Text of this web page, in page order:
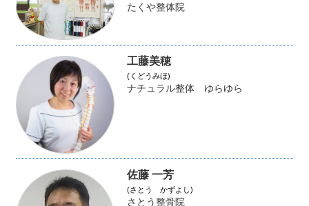
たくや整体院
工藤美穂
(くどうみほ)
ナチュラル整体 ゆらゆら
佐藤 一芳
(さとう かずよし)
さとう整骨院